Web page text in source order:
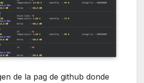
de la pag de github donde